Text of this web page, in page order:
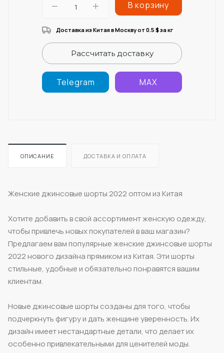
В корзину
Доставка из Китая в Москву от 0.5 $за кг
Рассчитать доставку
Telegram MAX
ОПИСАНИЕ ДОСТАВКА И ОПЛАТА
Женские джинсовые шорты 2022 оптом из Китая
Хотите добавить в свой ассортимент женскую одежду,
чтобы привлечь новых покупателей в ваш магазин?
Предлагаем вам популярные женские джинсовые шорты
2022 нового дизайна прямиком из Китая. Эти шорты
стильные, удобные и обязательно понравятся вашим
клиентам.
Новые джинсовые шорты созданы для того, чтобы
подчеркнуть фигуру и дать женщине уверенность. Их
дизайн имеет нестандартные детали, что делает их
особенно привлекательными для ценителей моды.